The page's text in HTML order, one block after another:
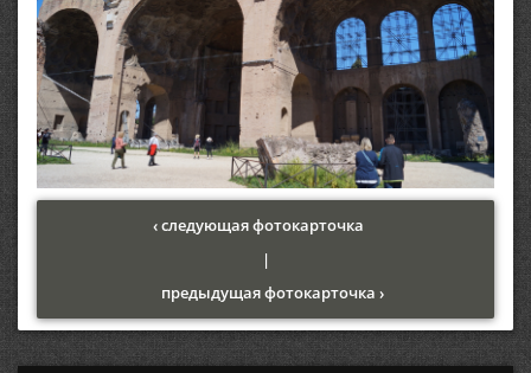
‹ следующая фотокарточка
|
предыдущая фотокарточка ›